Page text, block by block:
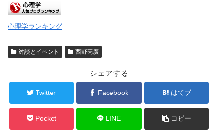
心理学ランキング
対談とイベント 西野亮廣
シェアする
Twitter Facebook はてブ
Pocket LINE コピー